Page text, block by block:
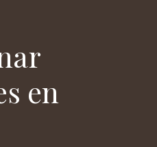
en